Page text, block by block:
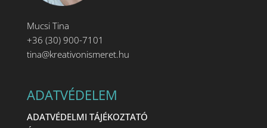
Mucsi Tina
+36 (30) 900-7101
tina@kreativonismeret.hu
ADATVÉDELEM
ADATVÉDELMI TÁJÉKOZTATÓ